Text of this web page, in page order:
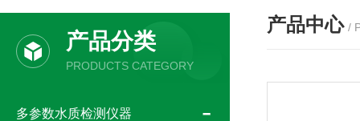
产品中心 /
产品分类
PRODUCTS CATEGORY
多参数水质检测仪器